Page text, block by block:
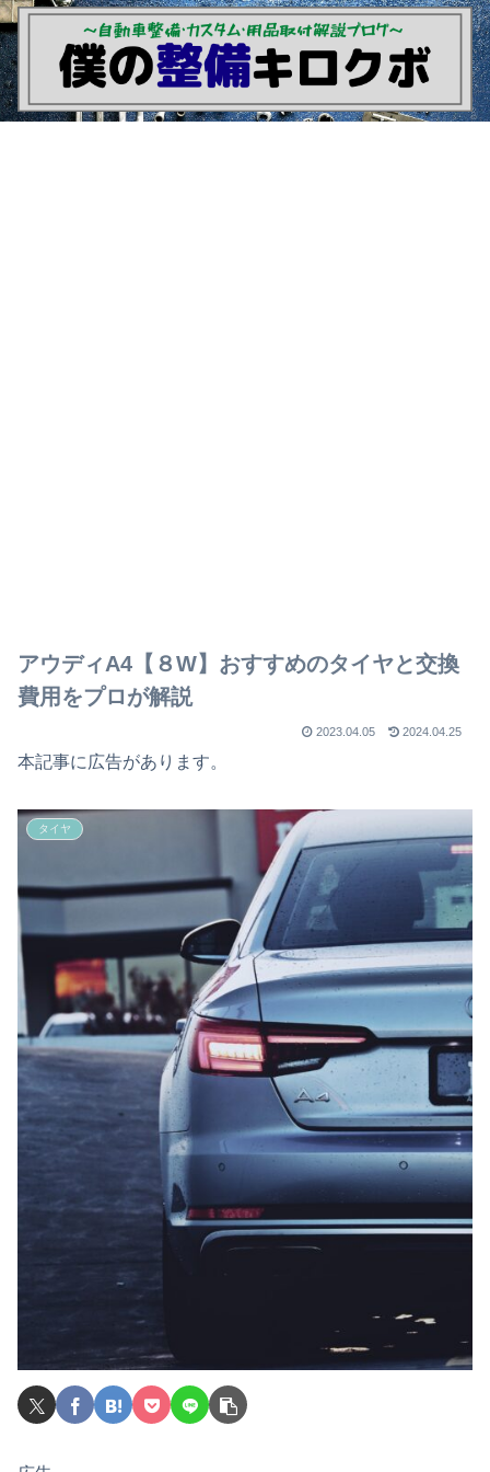
アウディA4【８W】おすすめのタイヤと交換
費用をプロが解説
2023.04.05 2024.04.25
本記事に広告があります。
タイヤ